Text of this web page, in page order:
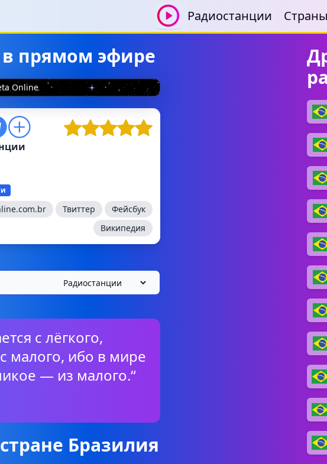
Радиостанции Страны
в прямом эфире
Online
Твиттер
Фейсбук
Википедия
с лёгкого,
малого, ибо в мире
— из малого.“
Бразилия